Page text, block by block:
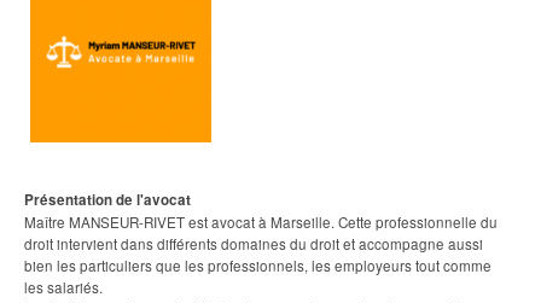
Présentation de l'avocat
Maître MANSEUR-RIVET est avocat à Marseille. Cette professionnelle du
droit intervient dans différents domaines du droit et accompagne aussi
bien les particuliers que les professionnels, les employeurs tout comme
les salariés.